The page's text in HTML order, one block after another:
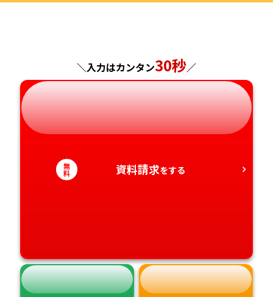
岐阜県
静岡県
奈良県
和歌山県
山口県
徳島県
熊本県
大分県
宮崎県
＼入力はカンタン30秒／
無
料 資料請求をする